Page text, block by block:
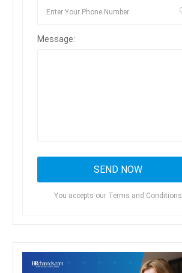
Message:
You accepts our Terms and Conditions